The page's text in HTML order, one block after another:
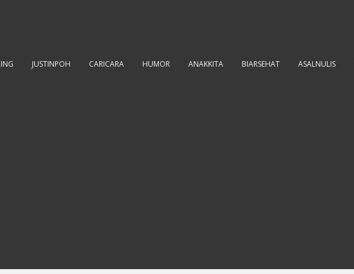
JUSTINPOH CARICARA HUMOR ANAKKITA BIARSEHAT ASALNULIS